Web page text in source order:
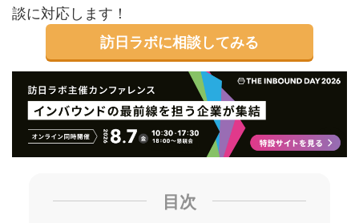
談に対応します！
訪日ラボに相談してみる
目次